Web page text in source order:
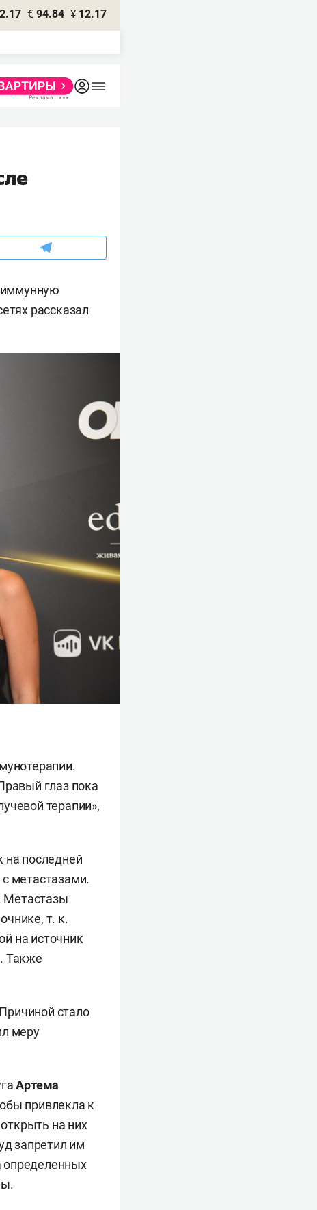
€ 94.84 ¥ 12.17
рассказал
глаз пока
терапии»,
на последней
метастазами.
Метастазы
т. к.
на источник
Также
стало
меру
Артема
привлекла к
на них
запретил им
определенных